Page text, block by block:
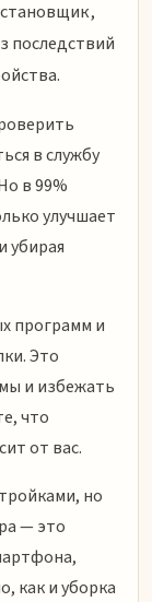
последствий
в службу
в 99%
улучшает
убирая
программ и
Это
и избежать
что
от вас.
но
— это
как и уборка